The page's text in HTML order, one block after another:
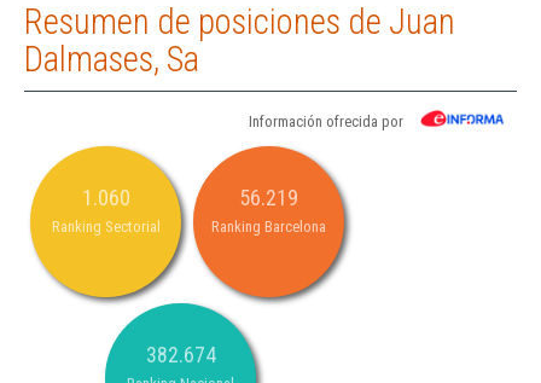
Resumen de posiciones de Juan
Dalmases, Sa
Información ofrecida por
1.060
Ranking Sectorial
56.219
Ranking Barcelona
382.674